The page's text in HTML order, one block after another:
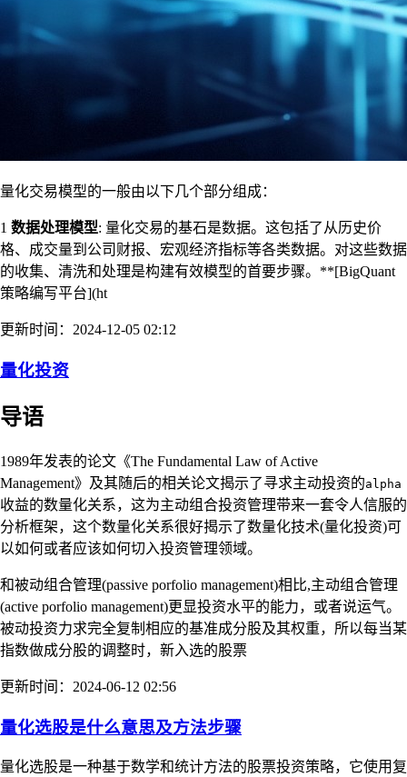
量化交易模型的一般由以下几个部分组成：
1 数据处理模型: 量化交易的基石是数据。这包括了从历史价
格、成交量到公司财报、宏观经济指标等各类数据。对这些数据
的收集、清洗和处理是构建有效模型的首要步骤。**[BigQuant
策略编写平台](ht
更新时间：2024-12-05 02:12
量化投资
导语
1989年发表的论文《The Fundamental Law of Active
Management》及其随后的相关论文揭示了寻求主动投资的alpha
收益的数量化关系，这为主动组合投资管理带来一套令人信服的
分析框架，这个数量化关系很好揭示了数量化技术(量化投资)可
以如何或者应该如何切入投资管理领域。
和被动组合管理(passive porfolio management)相比,主动组合管理
(active porfolio management)更显投资水平的能力，或者说运气。
被动投资力求完全复制相应的基准成分股及其权重，所以每当某
指数做成分股的调整时，新入选的股票
更新时间：2024-06-12 02:56
量化选股是什么意思及方法步骤
量化选股是一种基于数学和统计方法的股票投资策略，它使用复